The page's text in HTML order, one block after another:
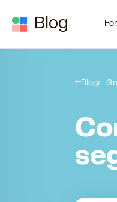
Blog
Blog